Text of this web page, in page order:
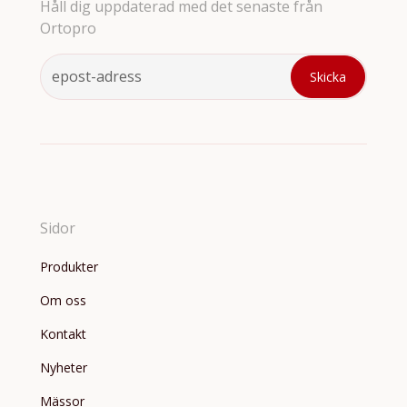
Håll dig uppdaterad med det senaste från
Ortopro
Sidor
Produkter
Om oss
Kontakt
Nyheter
Mässor